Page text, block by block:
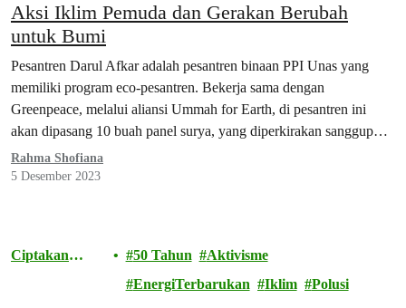
Aksi Iklim Pemuda dan Gerakan Berubah
untuk Bumi
Pesantren Darul Afkar adalah pesantren binaan PPI Unas yang
memiliki program eco-pesantren. Bekerja sama dengan
Greenpeace, melalui aliansi Ummah for Earth, di pesantren ini
akan dipasang 10 buah panel surya, yang diperkirakan sanggup
digunakan untuk penerangan seluruhnya di lingkungan pesantren.
Rahma Shofiana
5 Desember 2023
Ciptakan
50 Tahun
Aktivisme
EnergiTerbarukan
Iklim Polusi